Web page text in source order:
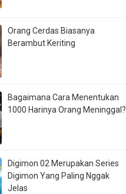
Orang Cerdas Biasanya
Berambut Keriting
Bagaimana Cara Menentukan
1000 Harinya Orang Meninggal?
Digimon 02 Merupakan Series
Digimon Yang Paling Nggak
Jelas